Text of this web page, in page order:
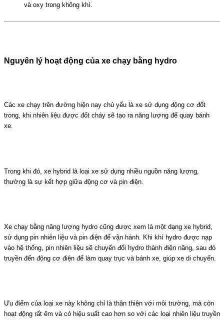
và oxy trong không khí.
Nguyên lý hoạt động của xe chạy bằng hydro
Các xe chạy trên đường hiện nay chủ yếu là xe sử dụng động cơ đốt
trong, khi nhiên liệu được đốt cháy sẽ tạo ra năng lượng để quay bánh
xe.
Trong khi đó, xe hybrid là loại xe sử dụng nhiều nguồn năng lượng,
thường là sự kết hợp giữa động cơ và pin điện.
Xe chạy bằng năng lượng hydro cũng được xem là một dạng xe hybrid,
sử dụng pin nhiên liệu và pin điện để vận hành. Khi khí hydro được nạp
vào hệ thống, pin nhiên liệu sẽ chuyển đổi hydro thành điện năng, sau đó
truyền đến động cơ điện để làm quay trục và bánh xe, giúp xe di chuyển.
Ưu điểm của loại xe này không chỉ là thân thiện với môi trường, mà còn
hoạt động rất êm và có hiệu suất cao hơn so với các loại nhiên liệu truyền